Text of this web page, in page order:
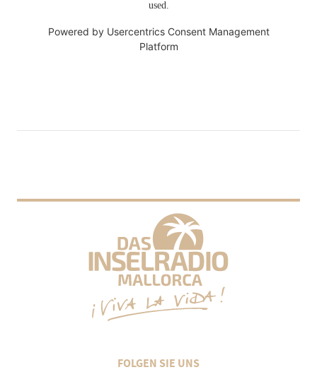
used.
Powered by Usercentrics Consent Management
Platform
FOLGEN SIE UNS